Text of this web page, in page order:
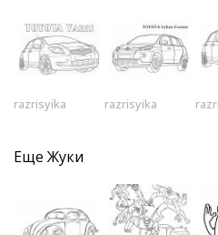
razrisyika razrisyika
Еще Жуки